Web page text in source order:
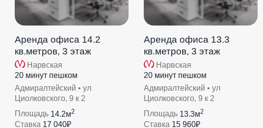
Аренда офиса 14.2
кв.метров, 3 этаж
Нарвская
20 минут пешком
Адмиралтейский • ул
Циолковского, 9 к 2
Площадь 14.2м2
Ставка 17 040₽
Аренда офиса 13.3
кв.метров, 3 этаж
Нарвская
20 минут пешком
Адмиралтейский • ул
Циолковского, 9 к 2
Площадь 13.3м2
Ставка 15 960₽